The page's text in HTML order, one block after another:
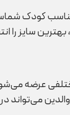
کودک
سایز را
عرضه
می‌تواند